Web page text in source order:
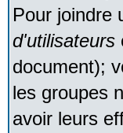
Pour joindre
d'utilisateurs
document);
les groupes
avoir leurs